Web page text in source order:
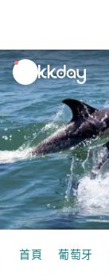
unread
notifications
首頁 葡萄牙